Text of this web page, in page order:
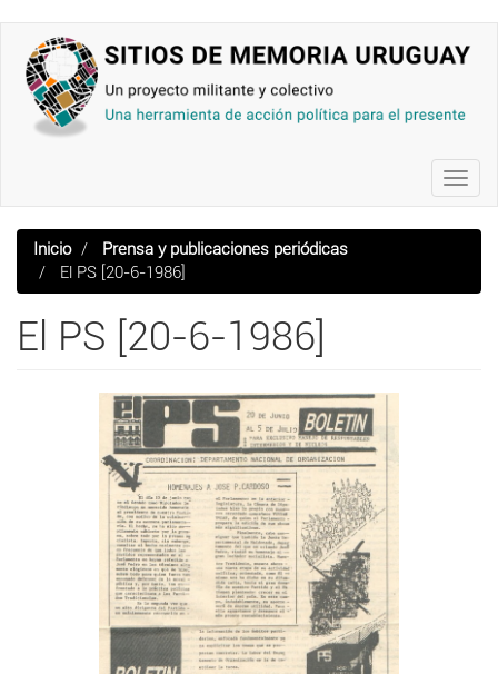
contenido
principal
Inicio
Prensa y publicaciones periódicas
El PS [20-6-1986]
El PS [20-6-1986]